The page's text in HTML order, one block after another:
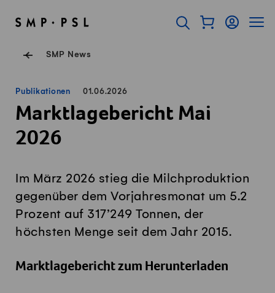
Suche öffnen
Warenkorb als
Login
SMP News
Publikationen 01.06.2026
Marktlagebericht Mai
2026
Im März 2026 stieg die Milchproduktion
gegenüber dem Vorjahresmonat um 5.2
Prozent auf 317’249 Tonnen, der
höchsten Menge seit dem Jahr 2015.
Marktlagebericht zum Herunterladen